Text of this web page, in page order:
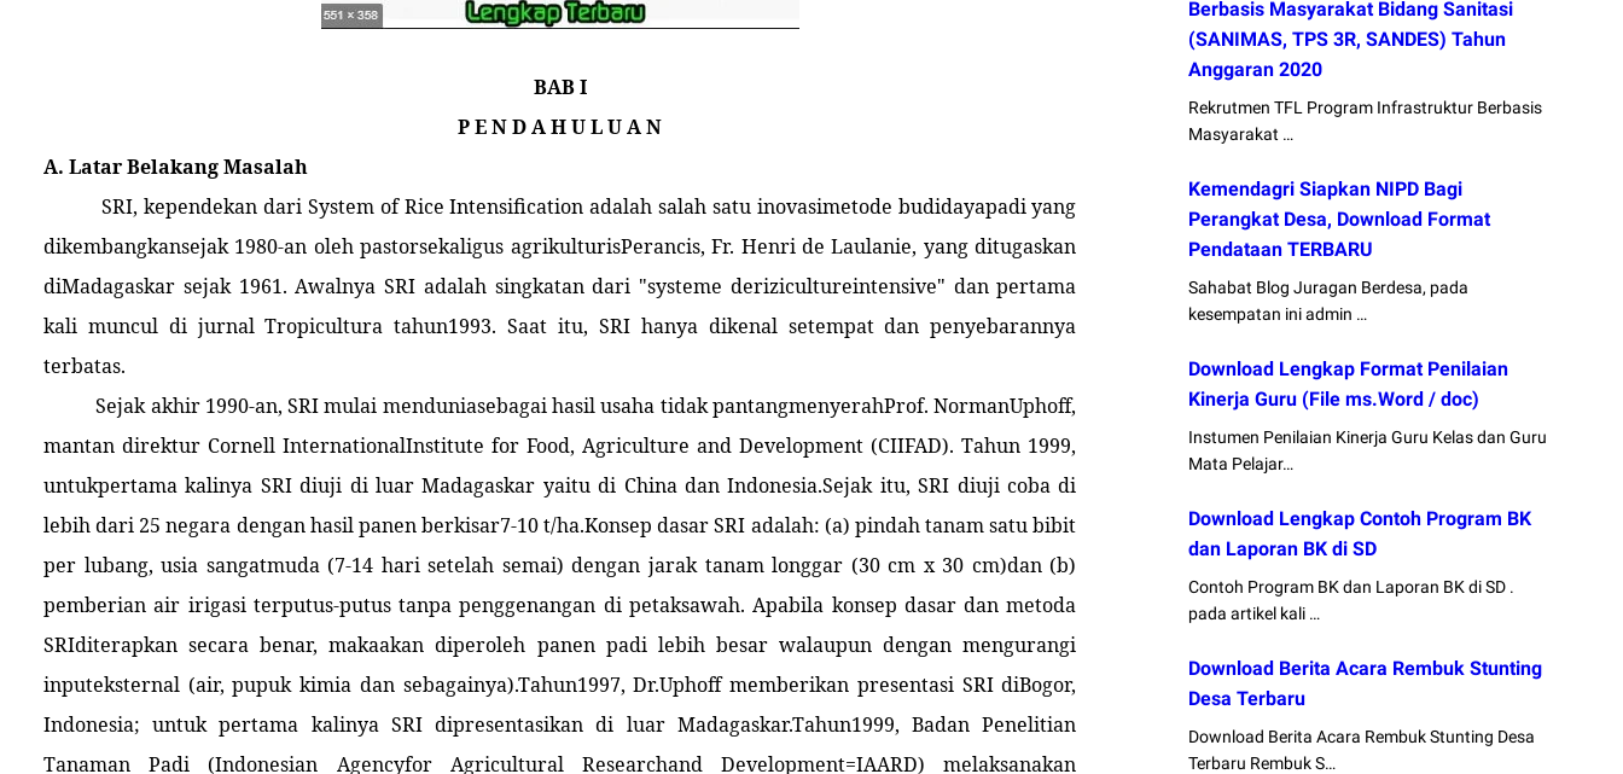
BAB I
P E N D A H U L U A N
A. Latar Belakang Masalah
SRI, kependekan dari System of Rice Intensification adalah salah satu inovasimetode budidayapadi yang
dikembangkansejak 1980-an oleh pastorsekaligus agrikulturisPerancis, Fr. Henri de Laulanie, yang ditugaskan
diMadagaskar sejak 1961. Awalnya SRI adalah singkatan dari "systeme derizicultureintensive" dan pertama
kali muncul di jurnal Tropicultura tahun1993. Saat itu, SRI hanya dikenal setempat dan penyebarannya
terbatas.
Sejak akhir 1990-an, SRI mulai menduniasebagai hasil usaha tidak pantangmenyerahProf. NormanUphoff,
mantan direktur Cornell InternationalInstitute for Food, Agriculture and Development (CIIFAD). Tahun 1999,
untukpertama kalinya SRI diuji di luar Madagaskar yaitu di China dan Indonesia.Sejak itu, SRI diuji coba di
lebih dari 25 negara dengan hasil panen berkisar7-10 t/ha.Konsep dasar SRI adalah: (a) pindah tanam satu bibit
per lubang, usia sangatmuda (7-14 hari setelah semai) dengan jarak tanam longgar (30 cm x 30 cm)dan (b)
pemberian air irigasi terputus-putus tanpa penggenangan di petaksawah. Apabila konsep dasar dan metoda
SRIditerapkan secara benar, makaakan diperoleh panen padi lebih besar walaupun dengan mengurangi
inputeksternal (air, pupuk kimia dan sebagainya).Tahun1997, Dr.Uphoff memberikan presentasi SRI diBogor,
Indonesia; untuk pertama kalinya SRI dipresentasikan di luar Madagaskar.Tahun1999, Badan Penelitian
Tanaman Padi (Indonesian Agencyfor Agricultural Researchand Development=IAARD) melaksanakan
Berbasis Masyarakat Bidang Sanitasi
(SANIMAS, TPS 3R, SANDES) Tahun
Anggaran 2020
Rekrutmen TFL Program Infrastruktur Berbasis
Masyarakat …
Kemendagri Siapkan NIPD Bagi
Perangkat Desa, Download Format
Pendataan TERBARU
Sahabat Blog Juragan Berdesa, pada
kesempatan ini admin …
Download Lengkap Format Penilaian
Kinerja Guru (File ms.Word / doc)
Instumen Penilaian Kinerja Guru Kelas dan Guru
Mata Pelajar…
Download Lengkap Contoh Program BK
dan Laporan BK di SD
Contoh Program BK dan Laporan BK di SD .
pada artikel kali …
Download Berita Acara Rembuk Stunting
Desa Terbaru
Download Berita Acara Rembuk Stunting Desa
Terbaru Rembuk S…